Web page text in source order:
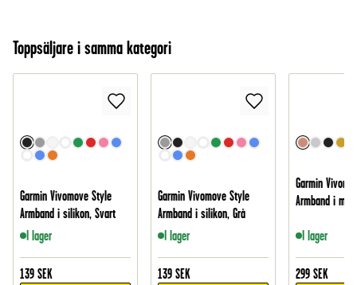
Toppsäljare i samma kategori
Garmin Vivomove Style
Armband i silikon, Svart
I lager
139 SEK
Garmin Vivomove Style
Armband i silikon, Grå
I lager
139 SEK
Garmin
Armband i
I lager
299 SEK